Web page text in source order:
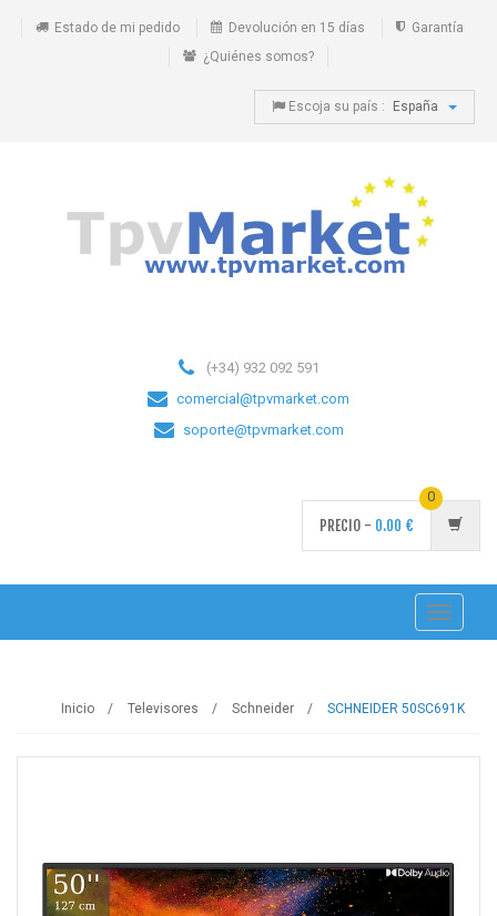
Estado de mi pedido Devolución en 15 días
Garantía
¿Quiénes somos?
Escoja su país : España
(+34) 932 092 591
comercial@tpvmarket.com
soporte@tpvmarket.com
PRECIO - 0.00 €
0
Toggle
Inicio Televisores Schneider SCHNEIDER 50SC691K